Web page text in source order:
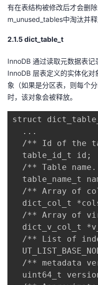
有在表结构被修改后才会删
m_unused_tables中淘汰并释
2.1.5dict_table_t
InnoDB 通过读取元数据表
InnoDB 层表定义的实体化
象（如果是分区表，则每个
时，该对象会被释放。
struct
  ...
/** Id of the
  table_id_t id;
/** Table
table_name_t
/** Array of
dict_col_t
/** Array of
dict_v_col_t
/** List of
/** metadata
uint64_t